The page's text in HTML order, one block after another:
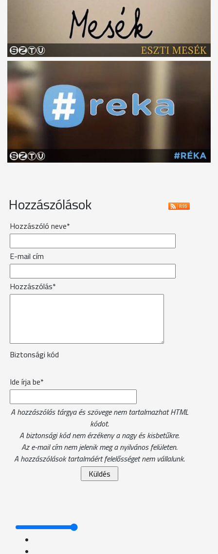
Hozzászólások
Hozzászóló neve*
E-mail cím
Hozzászólás*
Biztonsági kód
Ide írja be*
A hozzászólás tárgya és szövege nem tartalmazhat HTML
kódot.
A biztonsági kód nem érzékeny a nagy és kisbetűkre.
Az e-mail cím nem jelenik meg a nyilvános felületen.
A hozzászólások tartalmáért felelősséget nem vállalunk.